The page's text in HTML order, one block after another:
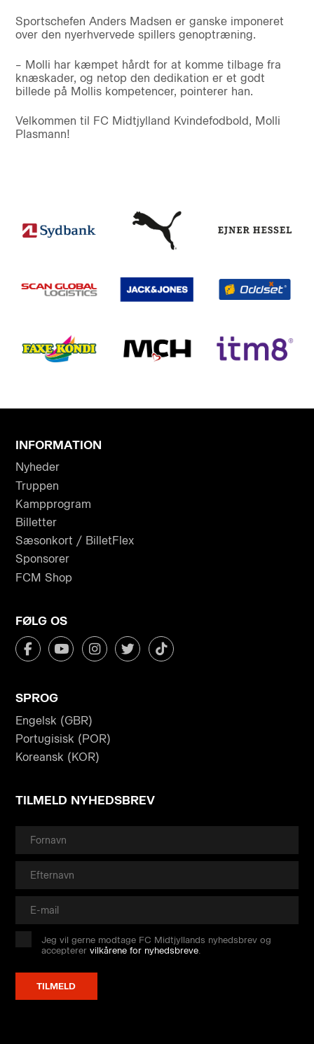
Sportschefen Anders Madsen er ganske imponeret
over den nyerhvervede spillers genoptræning.
– Molli har kæmpet hårdt for at komme tilbage fra
knæskader, og netop den dedikation er et godt
billede på Mollis kompetencer, pointerer han.
Velkommen til FC Midtjylland Kvindefodbold, Molli
Plasmann!
INFORMATION
Nyheder
Truppen
Kampprogram
Billetter
Sæsonkort / BilletFlex
Sponsorer
FCM Shop
FØLG OS
SPROG
Engelsk (GBR)
Portugisisk (POR)
Koreansk (KOR)
TILMELD NYHEDSBREV
Jeg vil gerne modtage FC Midtjyllands nyhedsbrev og
accepterervilkårene for nyhedsbreve